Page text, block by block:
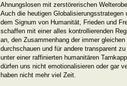
Ahnungslosen mit zerstörerischen
Auch die heutigen Globalisierungsstrategen
dem Signum von Humanität, Frieden und
schaffen mit einer alles kontrollierenden
an, den Zusammenhang der immer
durchschauen und für andere transparent
unter einer raffinierten humanitären
dürfen uns nicht emotionalisieren oder gar
haben nicht mehr viel Zeit.